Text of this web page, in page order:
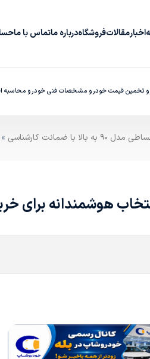
اخبارمقالاتفروشگاهدرباره‌ ماتماس با ما
تخمین قیمت خودرو مشخصات فنی خودرو محاسبه
ضمانت کارشناسی »